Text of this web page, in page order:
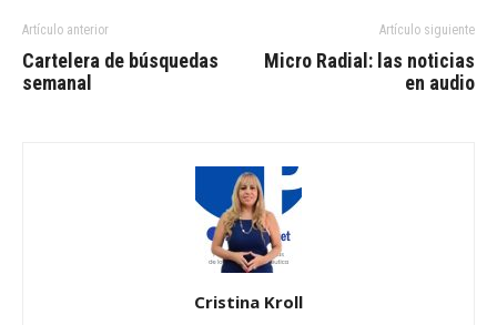
Artículo anterior
Cartelera de búsquedas
semanal
Artículo siguiente
Micro Radial: las noticias
en audio
Cristina Kroll